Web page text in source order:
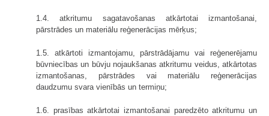
1.4. atkritumu sagatavošanas atkārtotai izmantošanai,
pārstrādes un materiālu reģenerācijas mērķus;
1.5. atkārtoti izmantojamu, pārstrādājamu vai reģenerējamu
būvniecības un būvju nojaukšanas atkritumu veidus, atkārtotas
izmantošanas, pārstrādes vai materiālu reģenerācijas
daudzumu svara vienībās un termiņu;
1.6. prasības atkārtotai izmantošanai paredzēto atkritumu un